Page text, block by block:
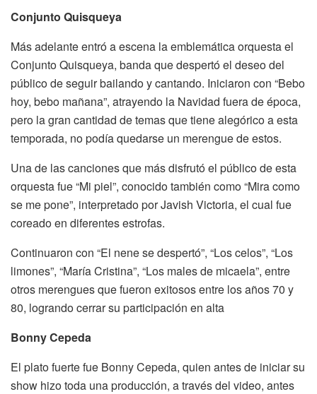
Conjunto Quisqueya
Más adelante entró a escena la emblemática orquesta el
Conjunto Quisqueya, banda que despertó el deseo del
público de seguir bailando y cantando. Iniciaron con “Bebo
hoy, bebo mañana”, atrayendo la Navidad fuera de época,
pero la gran cantidad de temas que tiene alegórico a esta
temporada, no podía quedarse un merengue de estos.
Una de las canciones que más disfrutó el público de esta
orquesta fue “Mi piel”, conocido también como “Mira como
se me pone”, interpretado por Javish Victoria, el cual fue
coreado en diferentes estrofas.
Continuaron con “El nene se despertó”, “Los celos”, “Los
limones”, “María Cristina”, “Los males de micaela”, entre
otros merengues que fueron exitosos entre los años 70 y
80, logrando cerrar su participación en alta
Bonny Cepeda
El plato fuerte fue Bonny Cepeda, quien antes de iniciar su
show hizo toda una producción, a través del video, antes